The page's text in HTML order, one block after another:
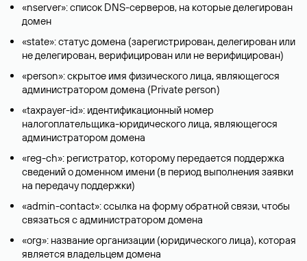
«nserver»: список DNS-серверов, на которые делегирован
домен
«state»: статус домена (зарегистрирован, делегирован или
не делегирован, верифицирован или не верифицирован)
«person»: скрытое имя физического лица, являющегося
администратором домена (Privatе person)
«taxpayer-id»: идентификационный номер
налогоплательщика-юридического лица, являющегося
администратором домена
«reg-ch»: регистратор, которому передается поддержка
сведений о доменном имени (в период выполнения заявки
на передачу поддержки)
«admin-contact»: ссылка на форму обратной связи, чтобы
связаться с администратором домена
«org»: название организации (юридического лица), которая
является владельцем домена